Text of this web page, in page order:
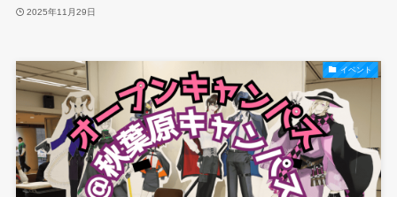
2025年11月29日
イベント